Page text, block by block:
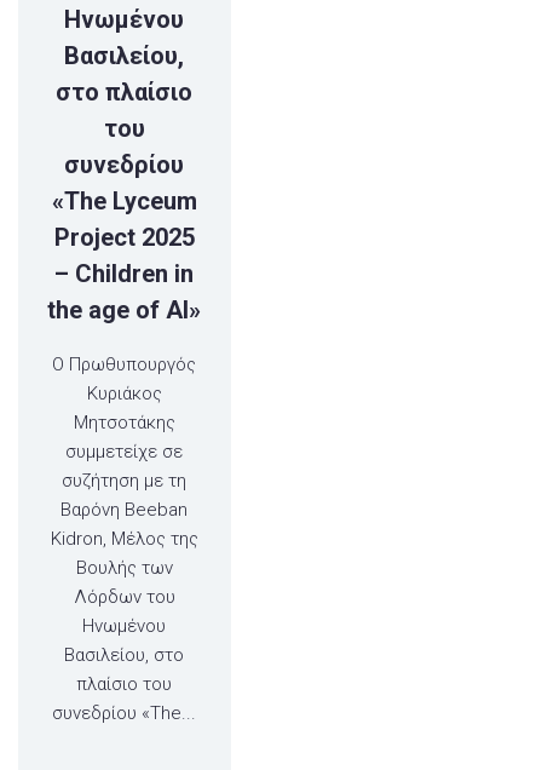
Ηνωμένου
Βασιλείου,
στο πλαίσιο
του
συνεδρίου
«The Lyceum
Project 2025
– Children in
the age of AI»
Ο Πρωθυπουργός
Κυριάκος
Μητσοτάκης
συμμετείχε σε
συζήτηση με τη
Βαρόνη Beeban
Kidron, Μέλος της
Βουλής των
Λόρδων του
Ηνωμένου
Βασιλείου, στο
πλαίσιο του
συνεδρίου «The...